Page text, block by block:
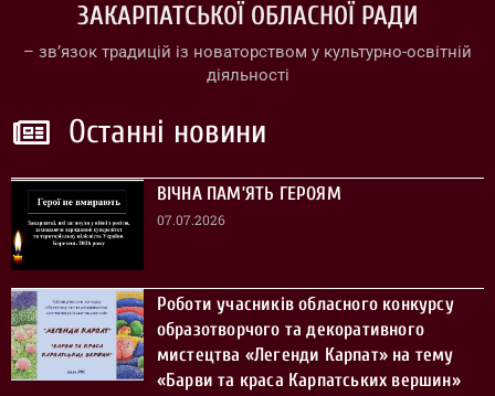
ЗАКАРПАТСЬКОЇ ОБЛАСНОЇ РАДИ
– зв’язок традицій із новаторством у культурно-освітній
діяльності
Останні новини
ВІЧНА ПАМ’ЯТЬ ГЕРОЯМ
07.07.2026
Роботи учасників обласного конкурсу
образотворчого та декоративного
мистецтва «Легенди Карпат» на тему
«Барви та краса Карпатських вершин»